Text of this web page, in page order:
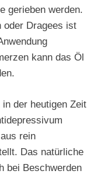
gerieben werden.
oder Dragees ist
kann das Öl
der heutigen Zeit
rein
Das natürliche
bei Beschwerden